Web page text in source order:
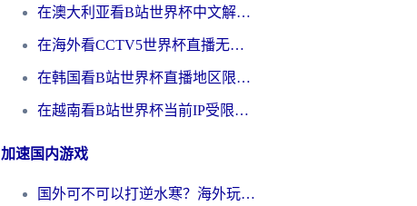
在澳大利亚看B站世界杯中文解说仅限中国大陆？这篇指南帮你打破限制看遍赛事
在海外看CCTV5世界杯直播无法播放？这篇指南让你和国内球迷同步呐喊
在韩国看B站世界杯直播地区限制？这篇指南让你告别“当前地区不可播放”
在越南看B站世界杯当前IP受限制？海外党体育观赛终极指南来了
加速国内游戏
国外可不可以打逆水寒？海外玩家国服畅玩终极指南（附漫威荒野乱斗加速方案）